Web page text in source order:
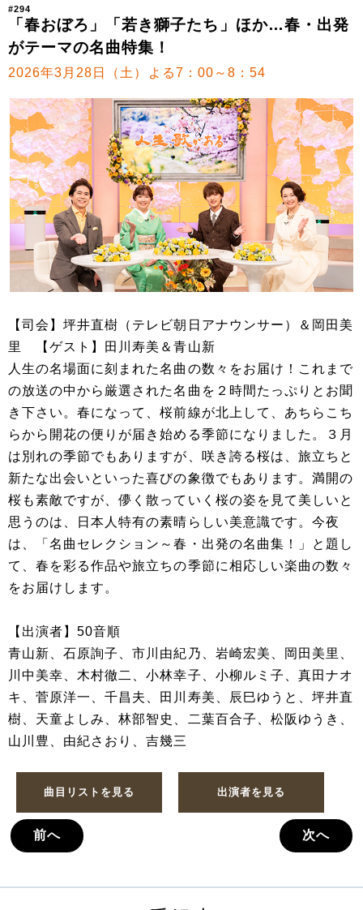
#294
「春おぼろ」「若き獅子たち」ほか…春・出発
がテーマの名曲特集！
2026年3月28日（土）よる7：00～8：54
【司会】坪井直樹（テレビ朝日アナウンサー）＆岡田美
里 【ゲスト】田川寿美＆青山新
人生の名場面に刻まれた名曲の数々をお届け！これまで
の放送の中から厳選された名曲を２時間たっぷりとお聞
き下さい。春になって、桜前線が北上して、あちらこち
らから開花の便りが届き始める季節になりました。３月
は別れの季節でもありますが、咲き誇る桜は、旅立ちと
新たな出会いといった喜びの象徴でもあります。満開の
桜も素敵ですが、儚く散っていく桜の姿を見て美しいと
思うのは、日本人特有の素晴らしい美意識です。今夜
は、「名曲セレクション～春・出発の名曲集！」と題し
て、春を彩る作品や旅立ちの季節に相応しい楽曲の数々
をお届けします。
【出演者】50音順
青山新、石原詢子、市川由紀乃、岩崎宏美、岡田美里、
川中美幸、木村徹二、小林幸子、小柳ルミ子、真田ナオ
キ、菅原洋一、千昌夫、田川寿美、辰巳ゆうと、坪井直
樹、天童よしみ、林部智史、二葉百合子、松阪ゆうき、
山川豊、由紀さおり、吉幾三
曲目リストを見る 出演者を見る
前へ 次へ